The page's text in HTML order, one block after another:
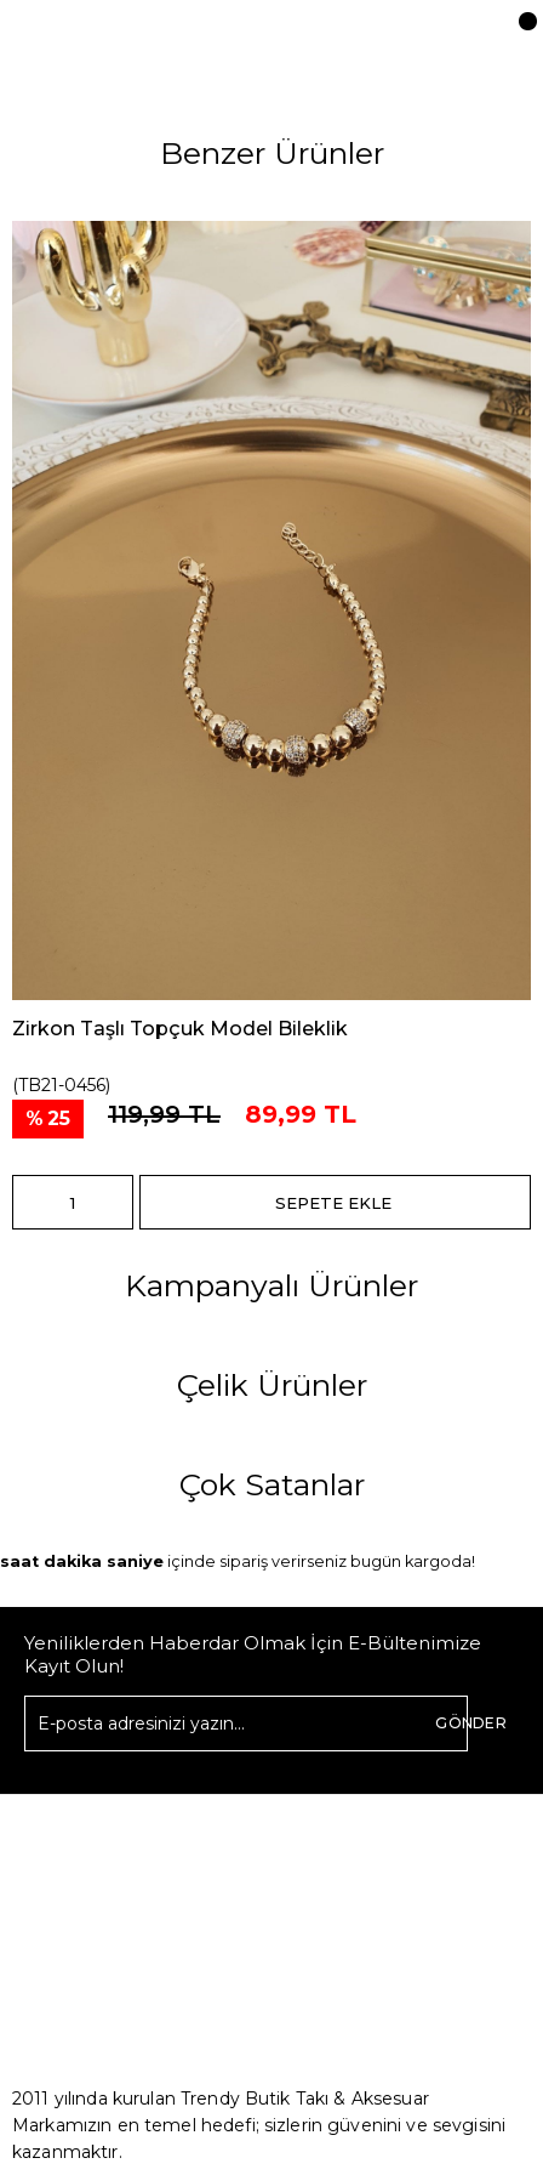
Benzer Ürünler
Zirkon Taşlı Topçuk Model Bileklik
(TB21-0456)
25 119,99 TL 89,99 TL
Kampanyalı Ürünler
Çelik Ürünler
Çok Satanlar
saat dakika saniye içinde sipariş verirseniz bugün kargoda!
Yeniliklerden Haberdar Olmak İçin E-Bültenimize
Kayıt Olun!
GÖNDER
2011 yılında kurulan Trendy Butik Takı & Aksesuar
Markamızın en temel hedefi; sizlerin güvenini ve sevgisini
kazanmaktır.